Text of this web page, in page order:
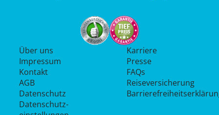
Über uns
Impressum
Kontakt
AGB
Datenschutz
Datenschutz­
Karriere
Presse
FAQs
Reiseversicherung